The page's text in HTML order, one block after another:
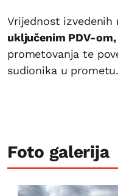
Vrijednost izvedenih
uključenim PDV-
prometovanja te
sudionika u prometu.
Foto galerija